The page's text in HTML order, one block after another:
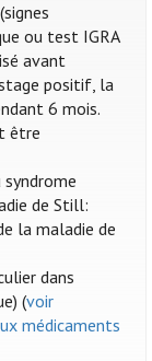
ou test IGRA
avant
positif, la
6 mois.
être
de Still:
la maladie de
dans
(voir
médicaments